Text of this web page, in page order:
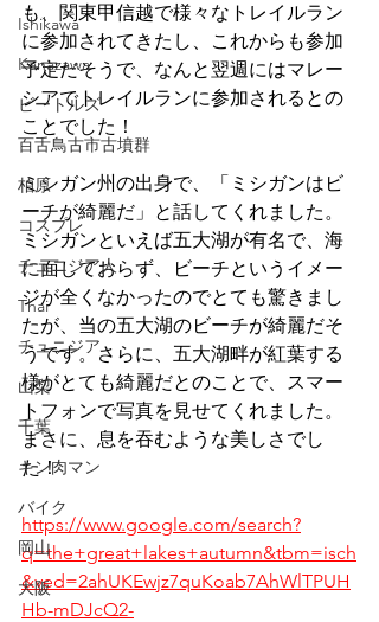
Ishikawa
Kanazawa
ビートルズ
百舌鳥古市古墳群
柏原
コスプレ
チュニジア人
Thai
チュニジア
山梨
千葉
キン肉マン
バイク
岡山
大阪
も、関東甲信越で様々なトレイルラン
に参加されてきたし、これからも参加
予定だそうで、なんと翌週にはマレー
シアでトレイルランに参加されるとの
ことでした！
ミシガン州の出身で、「ミシガンはビ
ーチが綺麗だ」と話してくれました。
ミシガンといえば五大湖が有名で、海
に面しておらず、ビーチというイメー
ジが全くなかったのでとても驚きまし
たが、当の五大湖のビーチが綺麗だそ
うです。さらに、五大湖畔が紅葉する
様がとても綺麗だとのことで、スマー
トフォンで写真を見せてくれました。
まさに、息を吞むような美しさでし
た！
https://www.google.com/search?
q=the+great+lakes+autumn&tbm=isch
&ved=2ahUKEwjz7quKoab7AhWlTPUH
Hb-mDJcQ2-